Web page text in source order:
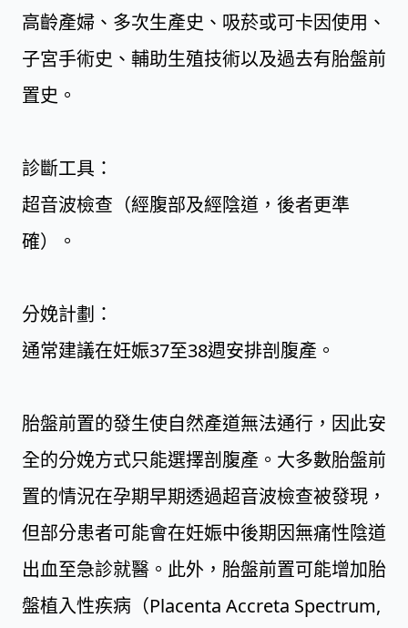
高齡產婦、多次生產史、吸菸或可卡因使用、
子宮手術史、輔助生殖技術以及過去有胎盤前
置史。
診斷工具：
超音波檢查（經腹部及經陰道，後者更準
確）。
分娩計劃：
通常建議在妊娠37至38週安排剖腹產。
胎盤前置的發生使自然產道無法通行，因此安
全的分娩方式只能選擇剖腹產。大多數胎盤前
置的情況在孕期早期透過超音波檢查被發現，
但部分患者可能會在妊娠中後期因無痛性陰道
出血至急診就醫。此外，胎盤前置可能增加胎
盤植入性疾病（Placenta Accreta Spectrum,